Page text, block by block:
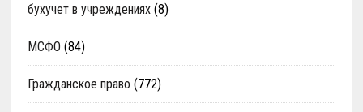
бухучет в учреждениях(8)
МСФО (84)
Гражданское право (772)